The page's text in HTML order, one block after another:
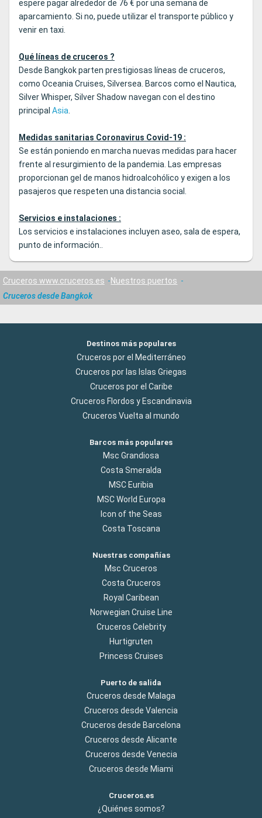
espere pagar alrededor de 76 € por una semana de
aparcamiento. Si no, puede utilizar el transporte público y
venir en taxi.
Qué líneas de cruceros ?
Desde Bangkok parten prestigiosas líneas de cruceros,
como Oceania Cruises, Silversea. Barcos como el Nautica,
Silver Whisper, Silver Shadow navegan con el destino
principal Asia.
Medidas sanitarias Coronavirus Covid-19 :
Se están poniendo en marcha nuevas medidas para hacer
frente al resurgimiento de la pandemia. Las empresas
proporcionan gel de manos hidroalcohólico y exigen a los
pasajeros que respeten una distancia social.
Servicios e instalaciones :
Los servicios e instalaciones incluyen aseo, sala de espera,
punto de información..
Cruceros www.cruceros.es
Nuestros puertos
Cruceros desde Bangkok
Destinos más populares
Cruceros por el Mediterráneo
Cruceros por las Islas Griegas
Cruceros por el Caribe
Cruceros Flordos y Escandinavia
Cruceros Vuelta al mundo
Barcos más populares
Msc Grandiosa
Costa Smeralda
MSC Euribia
MSC World Europa
Icon of the Seas
Costa Toscana
Nuestras compañías
Msc Cruceros
Costa Cruceros
Royal Caribean
Norwegian Cruise Line
Cruceros Celebrity
Hurtigruten
Princess Cruises
Puerto de salida
Cruceros desde Malaga
Cruceros desde Valencia
Cruceros desde Barcelona
Cruceros desde Alicante
Cruceros desde Venecia
Cruceros desde Miami
Cruceros.es
¿Quiénes somos?